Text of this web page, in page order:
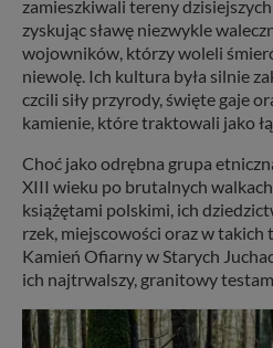
zamieszkiwali tereny
zyskując sławę niezwykle
wojowników, którzy woleli
niewolę. Ich kultura była silnie
czcili siły przyrody, święte gaje
kamienie, które traktowali jako
Choć jako odrębna grupa
XIII wieku po brutalnych
książętami polskimi, ich
rzek, miejscowości oraz w takich
Kamień Ofiarny w Starych
ich najtrwalszy, granitowy